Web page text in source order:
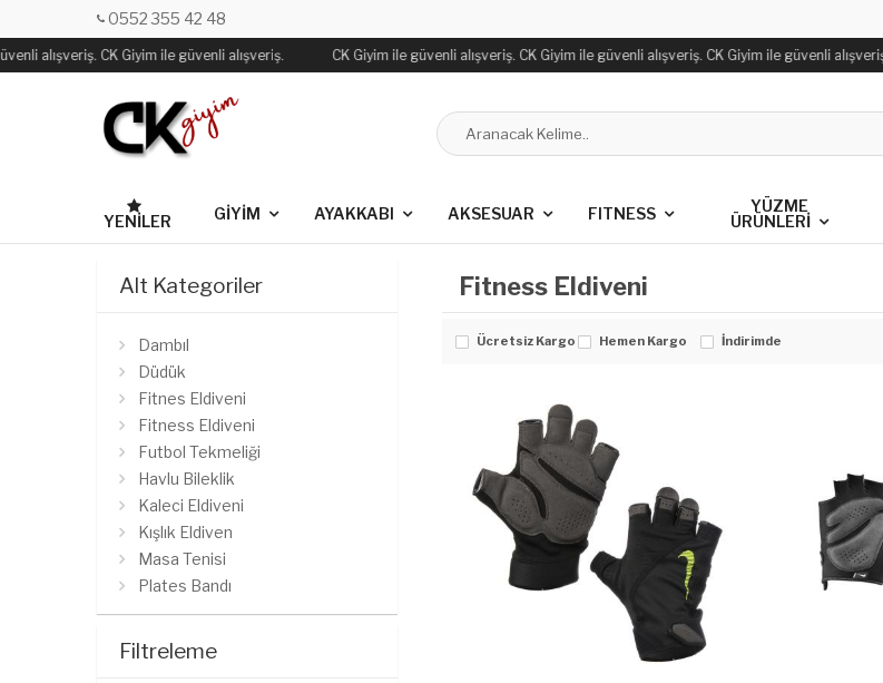
0552 355 42 48
alışveriş. CK Giyim ile güvenli alışveriş. CK Giyim ile güvenli alışveriş. CK Giyim ile güvenli alışveriş. CK Giyim ile güvenli alışveriş.
YENILER GİYİM AYAKKABI AKSESUAR FITNESS
YÜZME
ÜRÜNLERİ
Alt Kategoriler
Dambıl
Düdük
Fitnes Eldiveni
Fitness Eldiveni
Futbol Tekmeliği
Havlu Bileklik
Kaleci Eldiveni
Kışlık Eldiven
Masa Tenisi
Plates Bandı
Pompa
Saç Bandı
Filtreleme
Fitness Eldiveni
Ücretsiz Kargo Hemen Kargo İndirimde